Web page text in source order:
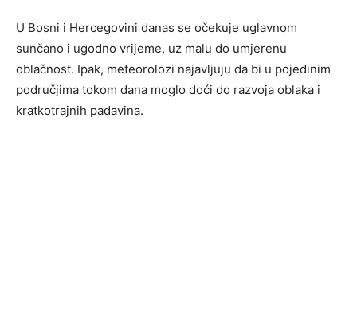
U Bosni i Hercegovini danas se očekuje uglavnom
sunčano i ugodno vrijeme, uz malu do umjerenu
oblačnost. Ipak, meteorolozi najavljuju da bi u pojedinim
područjima tokom dana moglo doći do razvoja oblaka i
kratkotrajnih padavina.